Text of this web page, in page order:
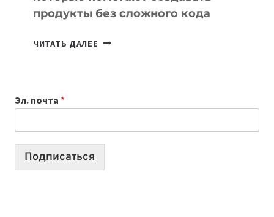
продукты без сложного кода
ЧИТАТЬ ДАЛЕЕ 7
СОЗДАВАТЬ
ПРОДУКТЫ
Эл. почта *
Подписаться